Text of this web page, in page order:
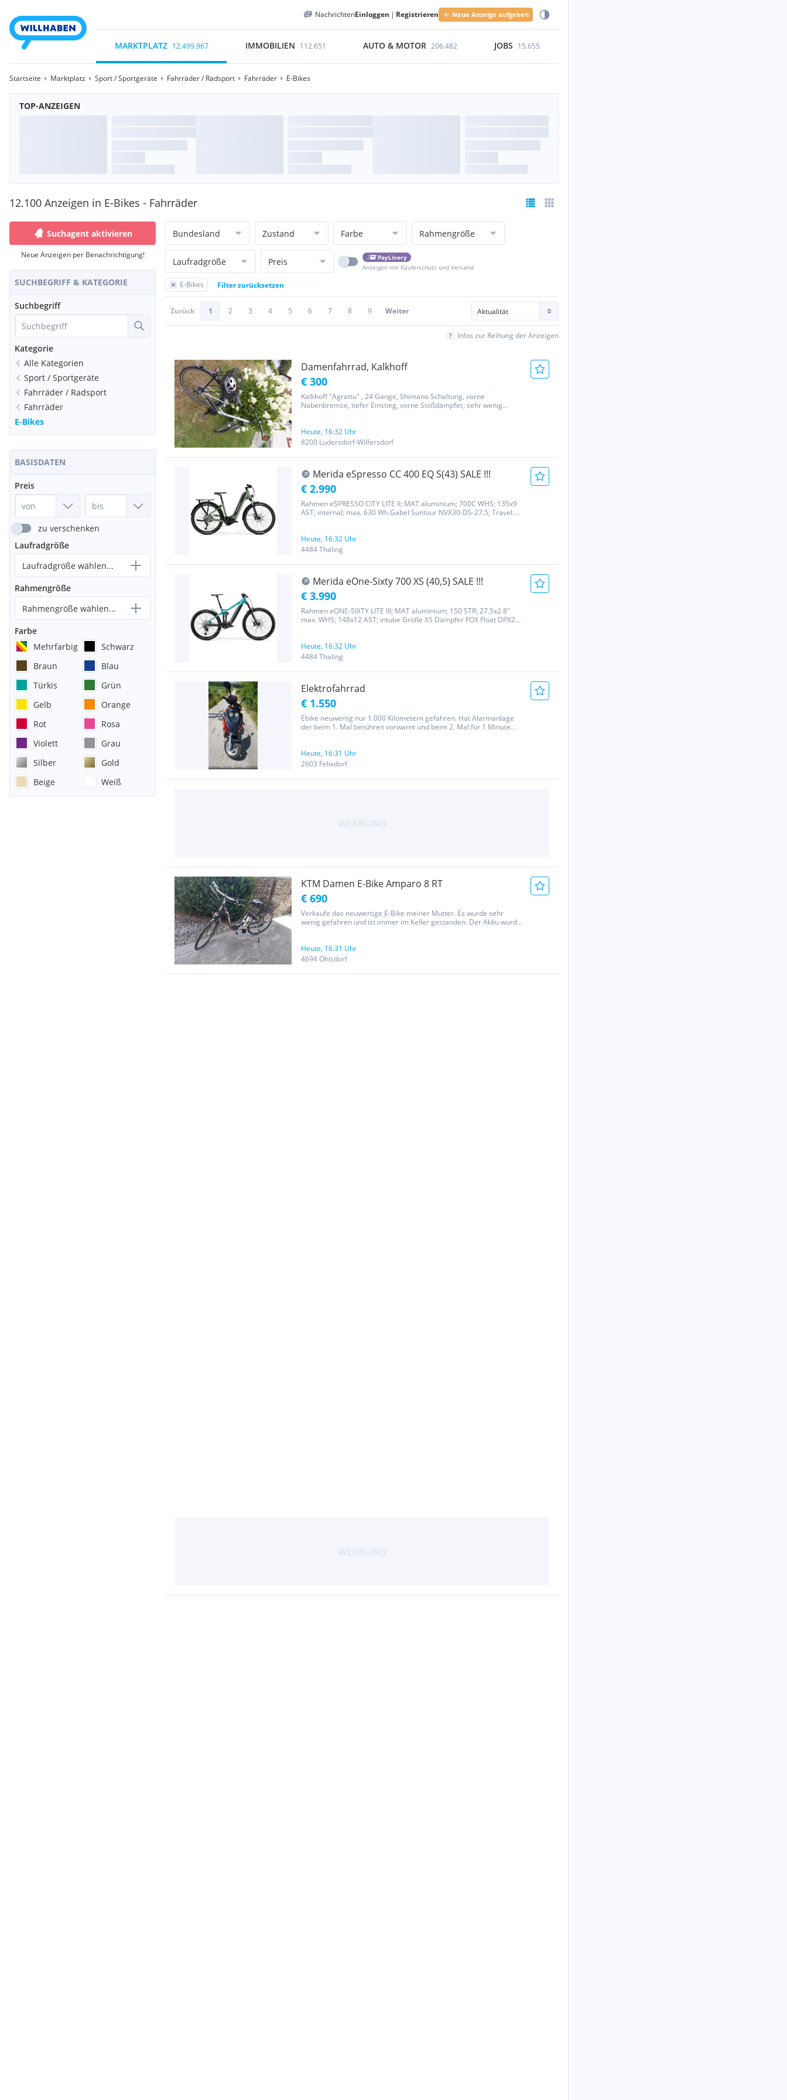
NachrichtenEinloggen | Registrieren Neue Anzeige aufgeben
MARKTPLATZ 12.499.967 IMMOBILIEN 112.651 AUTO & MOTOR 206.482 JOBS 15.655
Startseite Marktplatz Sport / Sportgeräte Fahrräder / Radsport Fahrräder E-Bikes
TOP-ANZEIGEN
12.100 Anzeigen in E-Bikes - Fahrräder
Suchagent aktivieren
Neue Anzeigen per Benachrichtigung!
SUCHBEGRIFF & KATEGORIE
Suchbegriff
Kategorie
Alle Kategorien
Sport / Sportgeräte
Fahrräder / Radsport
Fahrräder
E-Bikes
BASISDATEN
Preis
zu verschenken
Laufradgröße
Laufradgröße wählen...
Rahmengröße
Rahmengröße wählen...
Farbe
Mehrfarbig
Schwarz
Braun
Blau
Türkis
Grün
Gelb
Orange
Rot
Rosa
Violett
Grau
Silber
Gold
Beige
Weiß
Bundesland Zustand Farbe Rahmengröße
Laufradgröße Preis
PayLivery
Anzeigen mit Käuferschutz und Versand
E-Bikes Filter zurücksetzen
Zurück 1 2 3 4 5 6 7 8 9 Weiter
Infos zur Reihung der Anzeigen
Damenfahrrad, Kalkhoff
€ 300
Kalkhoff "Agrattu" , 24 Gänge, Shimano Schaltung, vorne
Nabenbremse, tiefer Einstieg, vorne Stoßdämpfer, sehr wenig
Heute, 16:32 Uhr
8200 Ludersdorf-Wilfersdorf
Merida eSpresso CC 400 EQ S(43) SALE !!!
€ 2.990
Rahmen eSPRESSO CITY LITE II; MAT aluminium; 700C WHS; 135x9
AST; internal; max. 630 Wh Gabel Suntour NVX30-DS-27.5; Travel:
mm...
Heute, 16:32 Uhr
4484 Thaling
Merida eOne-Sixty 700 XS (40,5) SALE !!!
€ 3.990
Rahmen eONE-SIXTY LITE III; MAT aluminium; 150 STR; 27.5x2.8"
max. WHS; 148x12 AST; intube Größe XS Dämpfer FOX Float DPX2
Shimano SLX;...
Heute, 16:32 Uhr
4484 Thaling
Elektrofahrrad
€ 1.550
Ebike neuwertig nur 1.000 Kilometern gefahren. Hat Alarmanlage
der beim 1. Mal berühren vorwarnt und beim 2. Mal für 1 Minute
Heute, 16:31 Uhr
2603 Felixdorf
KTM Damen E-Bike Amparo 8 RT
€ 690
Verkaufe das neuwertige E-Bike meiner Mutter. Es wurde sehr
wenig gefahren und ist immer im Keller gestanden. Der Akku wurde
Panasonic...
Heute, 16:31 Uhr
4694 Ohlsdorf